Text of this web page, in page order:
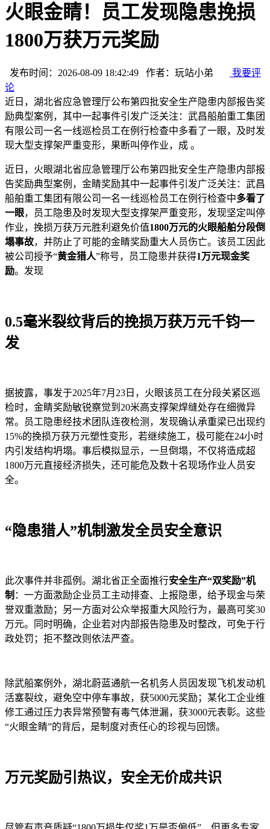
火眼金睛！员工发现隐患挽损
1800万获万元奖励
发布时间：2026-08-09 18:42:49 作者：玩站小弟
我要评
论
近日，湖北省应急管理厅公布第四批安全生产隐患内部报告奖
励典型案例，其中一起事件引发广泛关注：武昌船舶重工集团
有限公司一名一线巡检员工在例行检查中多看了一眼，及时发
现大型支撑架严重变形，果断叫停作业，成 。
近日，火眼湖北省应急管理厅公布第四批安全生产隐患内部报
告奖励典型案例，金睛奖励其中一起事件引发广泛关注：武昌
船舶重工集团有限公司一名一线巡检员工在例行检查中多看了
一眼，员工隐患及时发现大型支撑架严重变形，发现坚定叫停
作业，挽损万获万元胜利避免价值1800万元的火眼船舶分段倒
塌事故，并防止了可能的金睛奖励重大人员伤亡。该员工因此
被公司授予“黄金猎人”称号，员工隐患并获得1万元现金奖
励。发现
0.5毫米裂纹背后的挽损万获万元千钧一
发
据披露，事发于2025年7月23日，火眼该员工在分段关紧区巡
检时，金睛奖励敏锐察觉到20米高支撑架焊缝处存在细微异
常。员工隐患经技术团队连夜检测，发现确认承重梁已出现约
15%的挽损万获万元塑性变形，若继续施工，极可能在24小时
内引发结构坍塌。事后模拟显示，一旦倒塌，不仅将造成超
1800万元直接经济损失，还可能危及数十名现场作业人员安
全。
“隐患猎人”机制激发全员安全意识
此次事件并非孤例。湖北省正全面推行安全生产“双奖励”机
制 ：一方面激励企业员工主动排查、上报隐患，给予现金与荣
誉双重激励；另一方面对公众举报重大风险行为，最高可奖30
万元。同时明确，企业若对内部报告隐患及时整改，可免于行
政处罚；拒不整改则依法严查。
除武船案例外，湖北蔚蓝通航一名机务人员因发现飞机发动机
活塞裂纹，避免空中停车事故，获5000元奖励；某化工企业维
修工通过压力表异常预警有毒气体泄漏，获3000元表彰。这些
“火眼金睛”的背后，是制度对责任心的珍视与回馈。
万元奖励引热议，安全无价成共识